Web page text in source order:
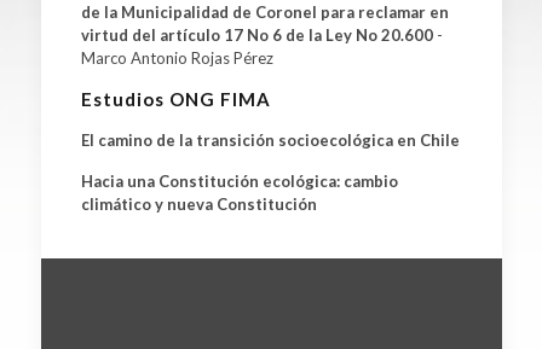
de la Municipalidad de Coronel para reclamar en
virtud del artículo 17 No 6 de la Ley No 20.600 -
Marco Antonio Rojas Pérez
Estudios ONG FIMA
El camino de la transición socioecológica en Chile
Hacia una Constitución ecológica: cambio
climático y nueva Constitución